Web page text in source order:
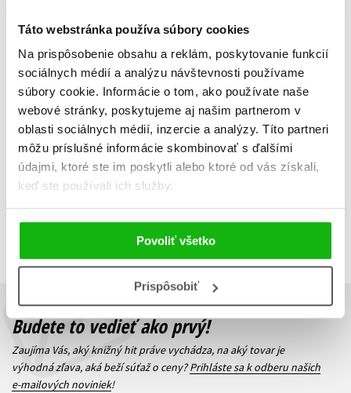
Táto webstránka používa súbory cookies
Na prispôsobenie obsahu a reklám, poskytovanie funkcií
sociálnych médií a analýzu návštevnosti používame
súbory cookie. Informácie o tom, ako používate naše
webové stránky, poskytujeme aj našim partnerom v
oblasti sociálnych médií, inzercie a analýzy. Títo partneri
môžu príslušné informácie skombinovať s ďalšími
údajmi, ktoré ste im poskytli alebo ktoré od vás získali,
keď ste používali ich služby.
Povoliť všetko
Prispôsobiť
Zvieratká
Diana Senecká
4,24 €
Do košíka
Zobrazujem 1 až 3 z celkových 3 záznamov
Predchádzajúci 1
Budete to vedieť ako prvý!
Zaujíma Vás, aký knižný hit práve vychádza, na aký tovar je
výhodná zľava, aká beží súťaž o ceny?Prihláste sa k odberu našich
e-mailových noviniek!